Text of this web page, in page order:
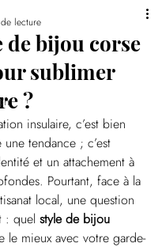
de bijou corse
sublimer
?
lecture
insulaire, c’est bien
tendance ; c’est
et un attachement à
Pourtant, face à la
local, une question
: quel style de bijou
le mieux avec votre garde-